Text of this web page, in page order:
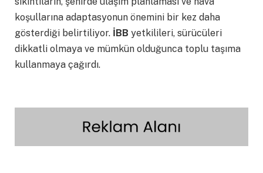
koşullarına adaptasyonun önemini bir kez daha
gösterdiği belirtiliyor. İBB yetkilileri, sürücüleri
dikkatli olmaya ve mümkün olduğunca toplu taşıma
kullanmaya çağırdı.